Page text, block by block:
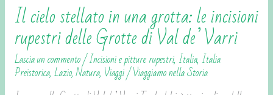
Il cielo stellato in una grotta: le incisioni
rupestri delle Grotte di Val de’ Varri
Lascia un commento/Incisioni e pitture rupestri, Italia, Italia
Preistorica,Lazio,Natura, Viaggi/Viaggiamo nella Storia
Il
stellato
in
una